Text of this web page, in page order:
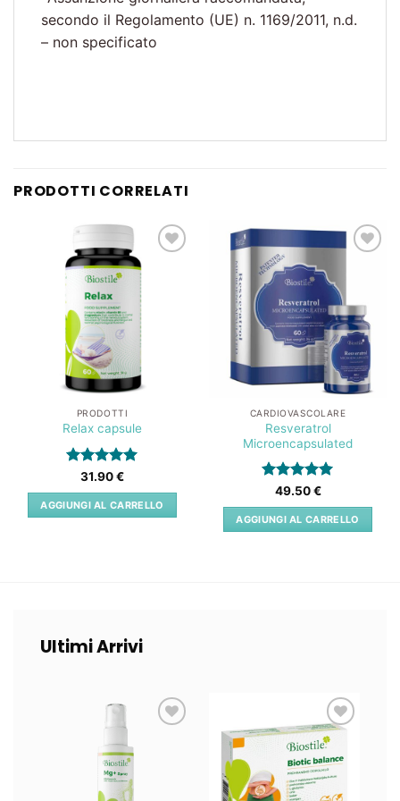
secondo il Regolamento (UE) n. 1169/2011, n.d.
– non specificato
PRODOTTI CORRELATI
PRODOTTI
Relax capsule
Valutato5
su 5
31.90€
AGGIUNGI AL CARRELLO
desideri
CARDIOVASCOLARE
Resveratrol
Microencapsulated
Valutato5
su 5
49.50€
AGGIUNGI AL CARRELLO
Ultimi Arrivi
Lista
dei
desideri